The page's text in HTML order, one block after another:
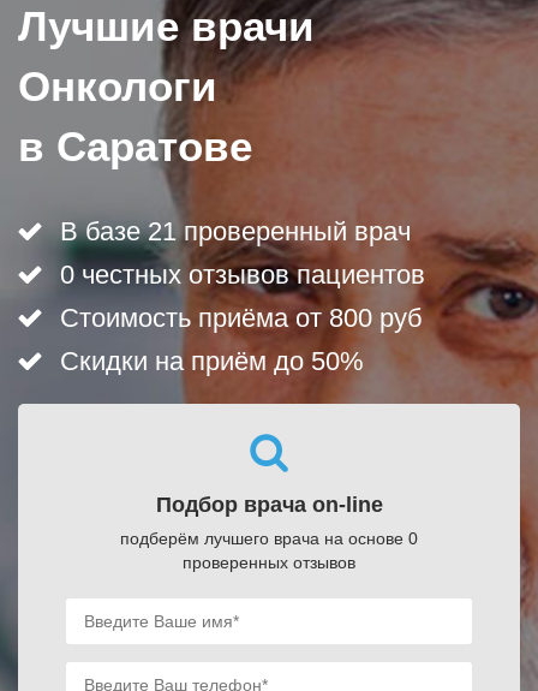
Лучшие врачи
Онкологи
в Саратове
В базе 21 проверенный врач
0 честных отзывов пациентов
Стоимость приёма от 800 руб
Скидки на приём до 50%
Подбор врача on-line
подберём лучшего врача на основе 0
проверенных отзывов